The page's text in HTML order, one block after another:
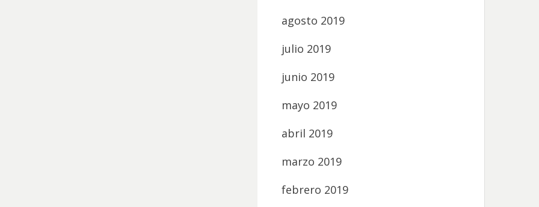
agosto 2019
julio 2019
junio 2019
mayo 2019
abril 2019
marzo 2019
febrero 2019